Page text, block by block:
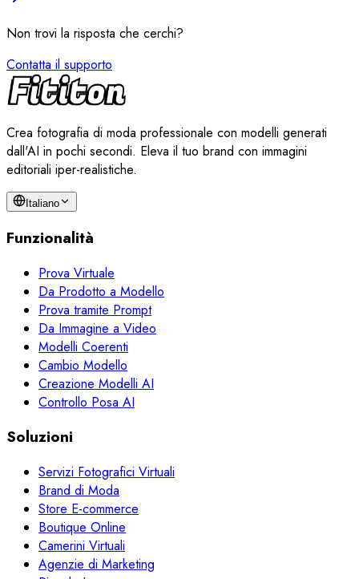
Non trovi la risposta che cerchi?
Contatta il supporto
Crea fotografia di moda professionale con modelli generati
dall'AI in pochi secondi. Eleva il tuo brand con immagini
editoriali iper-realistiche.
Italiano
Funzionalità
Prova Virtuale
Da Prodotto a Modello
Prova tramite Prompt
Da Immagine a Video
Modelli Coerenti
Cambio Modello
Creazione Modelli AI
Controllo Posa AI
Soluzioni
Servizi Fotografici Virtuali
Brand di Moda
Store E-commerce
Boutique Online
Camerini Virtuali
Agenzie di Marketing